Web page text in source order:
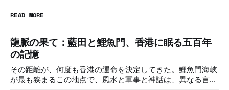
READ MORE
龍脈の果て：藍田と鯉魚門、香港に眠る五百年
の記憶
その距離が、何度も香港の運命を決定してきた。鯉魚門海峡
が最も狭まるこの地点で、風水と軍事と神話は、異なる言語